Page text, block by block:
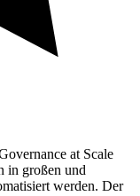
at Scale
in großen und
werden. Der